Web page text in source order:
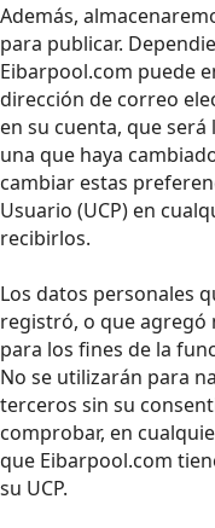
Además,
para publicar.
Eibarpool.com puede
dirección de correo
en su cuenta, que
una que haya
cambiar estas
Usuario (UCP) en
recibirlos.
Los datos personales
registró, o que agregó
para los fines de la
No se utilizarán para
terceros sin su
comprobar, en
que Eibarpool.com
su UCP.